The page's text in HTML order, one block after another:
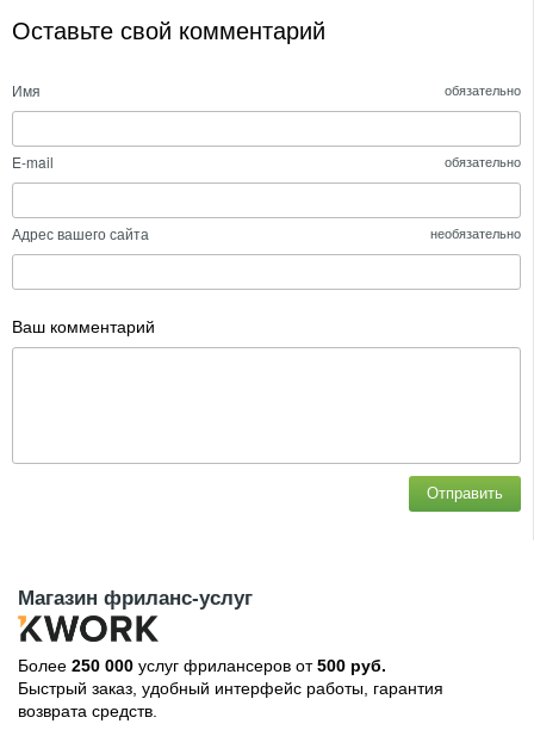
Оставьте свой комментарий
Имя обязательно
E-mail обязательно
Адрес вашего сайта необязательно
Ваш комментарий
Отправить
Магазин фриланс-услуг
Более 250 000 услуг фрилансеров от500 руб.
Быстрый заказ, удобный интерфейс работы, гарантия
возврата средств.